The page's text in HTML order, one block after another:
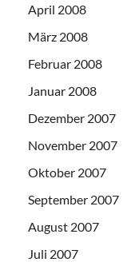
April 2008
März 2008
Februar 2008
Januar 2008
Dezember 2007
November 2007
Oktober 2007
September 2007
August 2007
Juli 2007